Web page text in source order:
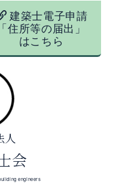
建築士電子申請
「住所等の届出」
はこちら
人
会
engineers